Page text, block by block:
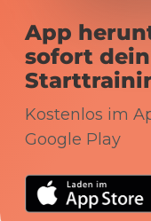
App
sofort dein
Kostenlos im
Google Play